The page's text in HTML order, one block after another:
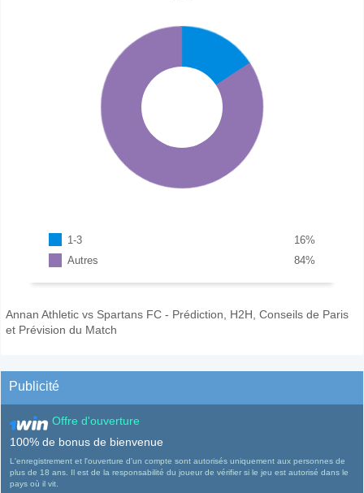
1-3 %
16
Autres
%
84
Annan Athletic vs Spartans FC - Prédiction, H2H, Conseils de Paris
et Prévision du Match
Publicité
Offre d'ouverture
100% de bonus de bienvenue
L'enregistrement et l'ouverture d'un compte sont autorisés uniquement aux personnes de
plus de 18 ans. Il est de la responsabilité du joueur de vérifier si le jeu est autorisé dans le
pays où il vit.